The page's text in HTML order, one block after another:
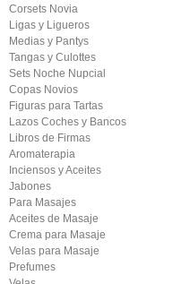
Corsets Novia
Ligas y Ligueros
Medias y Pantys
Tangas y Culottes
Sets Noche Nupcial
Copas Novios
Figuras para Tartas
Lazos Coches y Bancos
Libros de Firmas
Aromaterapia
Inciensos y Aceites
Jabones
Para Masajes
Aceites de Masaje
Crema para Masaje
Velas para Masaje
Prefumes